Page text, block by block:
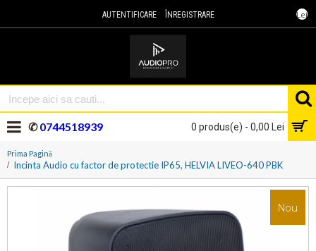
Lei
AUTENTIFICARE ÎNREGISTRARE
0 produs(e) - 0,00 Lei
✆0744518939
Prima Pagină
Incinta Audio cu factor de protectie IP65, HELVIA LIVEO-640 PBK
Nou